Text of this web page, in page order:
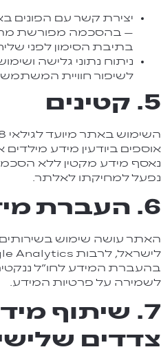
יצירת קשר עם הפונים
בתיבת הסימון לפני
ניתוח נתוני גלישה
לשיפור חוויית
5. קטינים
אוספים ביודעין מידע מילדים
נאסף מידע מקטין ללא
נפעל למחיקתו לאלתר.
6. העברת מידע לחו"ל
האתר עושה שימוש
בהעברת המידע לחו"ל
לשמירה על פרטיות המידע.
7. שיתוף
צדדים